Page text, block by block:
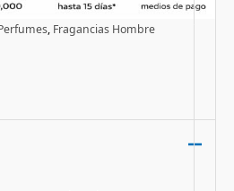
, Fragancias Hombre